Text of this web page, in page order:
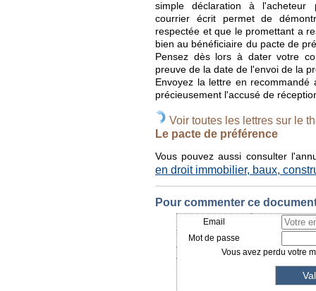
simple déclaration à l'acheteur
courrier écrit permet de
respectée et que le promettant a
bien au bénéficiaire du pacte de
Pensez dès lors à dater votre
preuve de la date de l'envoi de la
Envoyez la lettre en
précieusement l'accusé de
Voir toutes les lettres sur le
Le pacte de préférence
Vous pouvez aussi consulter
en droit immobilier, baux,
Pour commenter ce
Email
Mot de passe
Vous avez perdu votre